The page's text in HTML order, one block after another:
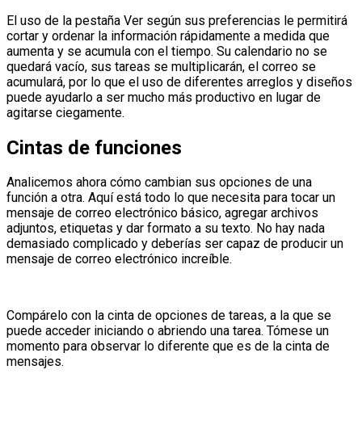
El uso de la pestaña Ver según sus preferencias le permitirá
cortar y ordenar la información rápidamente a medida que
aumenta y se acumula con el tiempo. Su calendario no se
quedará vacío, sus tareas se multiplicarán, el correo se
acumulará, por lo que el uso de diferentes arreglos y diseños
puede ayudarlo a ser mucho más productivo en lugar de
agitarse ciegamente.
Cintas de funciones
Analicemos ahora cómo cambian sus opciones de una
función a otra. Aquí está todo lo que necesita para tocar un
mensaje de correo electrónico básico, agregar archivos
adjuntos, etiquetas y dar formato a su texto. No hay nada
demasiado complicado y deberías ser capaz de producir un
mensaje de correo electrónico increíble.
Compárelo con la cinta de opciones de tareas, a la que se
puede acceder iniciando o abriendo una tarea. Tómese un
momento para observar lo diferente que es de la cinta de
mensajes.